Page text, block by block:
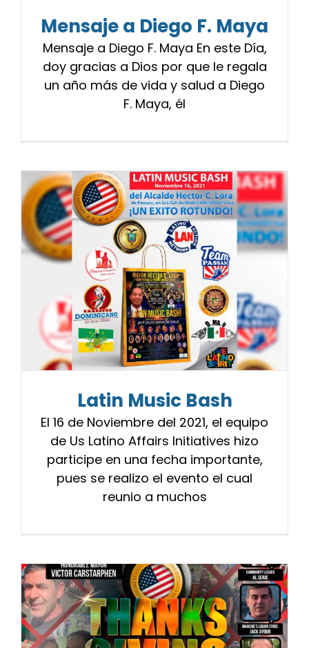
Mensaje a Diego F. Maya
Mensaje a Diego F. Maya En este Día,
doy gracias a Dios por que le regala
un año más de vida y salud a Diego
F. Maya, él
Latin Music Bash
El 16 de Noviembre del 2021, el equipo
de Us Latino Affairs Initiatives hizo
participe en una fecha importante,
pues se realizo el evento el cual
reunio a muchos